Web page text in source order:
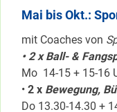
Mai bis Okt.:
mit Coaches von
• 2 x Ball- &
Mo 14-15 + 15-16
• 2 x Bewegung,
Do 13.30-14.30 +